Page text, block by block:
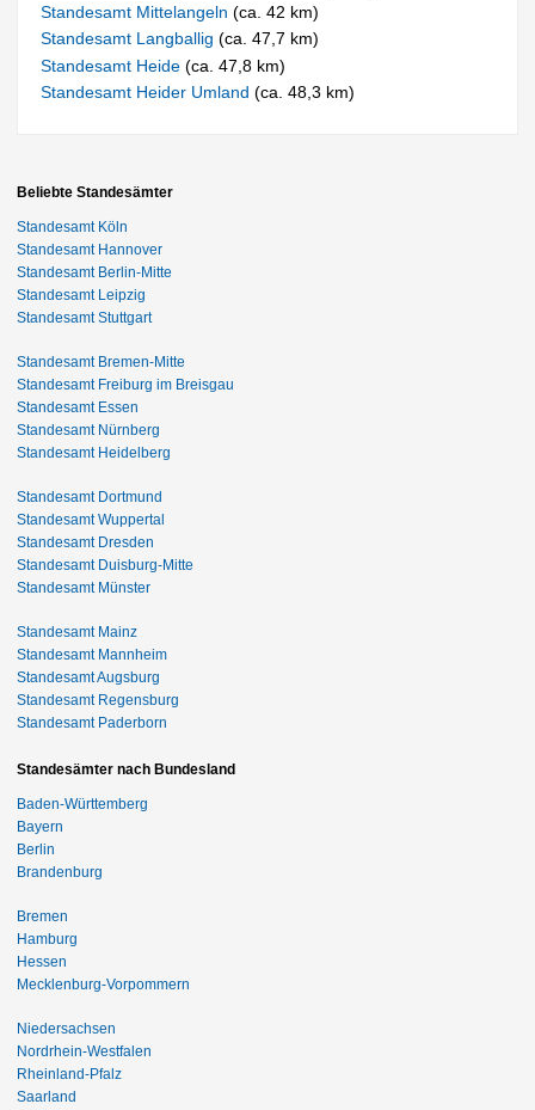
Standesamt Mittelangeln(ca. 42 km)
Standesamt Langballig(ca. 47,7 km)
Standesamt Heide(ca. 47,8 km)
Standesamt Heider Umland(ca. 48,3 km)
Beliebte Standesämter
Standesamt Köln
Standesamt Hannover
Standesamt Berlin-Mitte
Standesamt Leipzig
Standesamt Stuttgart
Standesamt Bremen-Mitte
Standesamt Freiburg im Breisgau
Standesamt Essen
Standesamt Nürnberg
Standesamt Heidelberg
Standesamt Dortmund
Standesamt Wuppertal
Standesamt Dresden
Standesamt Duisburg-Mitte
Standesamt Münster
Standesamt Mainz
Standesamt Mannheim
Standesamt Augsburg
Standesamt Regensburg
Standesamt Paderborn
Standesämter nach Bundesland
Baden-Württemberg
Bayern
Berlin
Brandenburg
Bremen
Hamburg
Hessen
Mecklenburg-Vorpommern
Niedersachsen
Nordrhein-Westfalen
Rheinland-Pfalz
Saarland